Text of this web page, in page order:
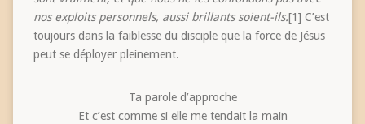
nos exploits personnels, aussi brillants soient-ils.[1] C’est
toujours dans la faiblesse du disciple que la force de Jésus
peut se déployer pleinement.
Ta parole d’approche
Et c’est comme si elle me tendait la main